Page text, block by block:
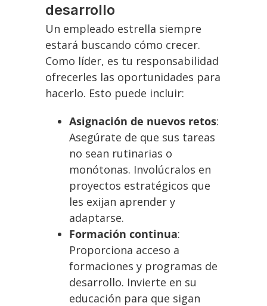
desarrollo
Un empleado estrella siempre
estará buscando cómo crecer.
Como líder, es tu responsabilidad
ofrecerles las oportunidades para
hacerlo. Esto puede incluir:
Asignación de nuevos retos:
Asegúrate de que sus tareas
no sean rutinarias o
monótonas. Involúcralos en
proyectos estratégicos que
les exijan aprender y
adaptarse.
Formación continua:
Proporciona acceso a
formaciones y programas de
desarrollo. Invierte en su
educación para que sigan